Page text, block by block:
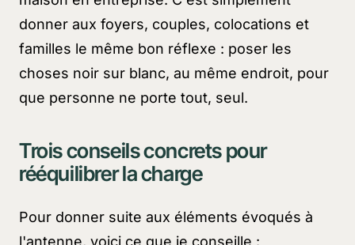
donner aux foyers, couples, colocations et
familles le même bon réflexe : poser les
choses noir sur blanc, au même endroit, pour
que personne ne porte tout, seul.
Trois conseils concrets pour
rééquilibrer la charge
Pour donner suite aux éléments évoqués à
l'antenne, voici ce que je conseille :